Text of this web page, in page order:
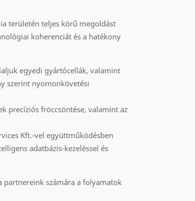
területén teljes körű megoldást
koherenciát és a hatékony
egyedi gyártócellák, valamint
szerint nyomonkövetési
precíziós fröccsöntése, valamint az
Kft.-vel együttműködésben
adatbázis-kezeléssel és
partnereink számára a folyamatok